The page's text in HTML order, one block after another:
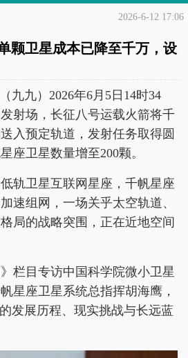
2026-6-12 17:06
颗卫星成本已降至千万，设
九九）2026年6月5日14时34
射场，长征八号运载火箭将千
入预定轨道，发射任务取得圆
座卫星数量增至200颗。
轨卫星互联网星座，千帆星座
速组网，一场关乎太空轨道、
局的战略突围，正在近地空间
栏目专访中国科学院微小卫星
星座卫星系统总指挥胡海鹰，
发展历程、现实挑战与长远蓝